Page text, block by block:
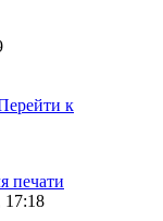
к
печати
17:18